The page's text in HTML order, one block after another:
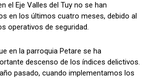
el Eje Valles del Tuy no se han
en los últimos cuatro meses, debido al
operativos de seguridad.
en la parroquia Petare se ha
descenso de los índices delictivos.
pasado, cuando implementamos los